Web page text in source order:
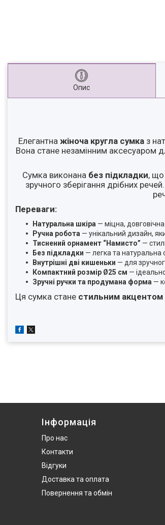
Опис
Елегантна жіноча кругла сумка з
Вона стане незамінним аксесуаром
Сумка виконана без підкладки, що
зручного зберігання дрібних
Переваги:
Натуральна шкіра — міцна,
Ручна робота — унікальний дизайн,
Тиснений орнамент “Намисто” —
Без підкладки — легка та натуральна
Внутрішні дві кишеньки — для
Компактний розмір Ø25 см —
Зручні ручки та продумана форма —
Ця сумка стане стильним акцентом
Інформація
Про нас
Контакти
Відгуки
Доставка та оплата
Повернення та обмін